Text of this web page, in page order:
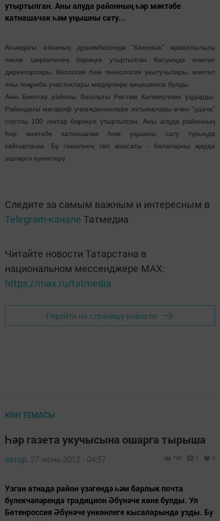
утыртылган. Аны алуда районның һәр мәктәбе
катнашачак һәм уңышны сату...
Агымдагы атнаның дүшәмбесендә "Каенлык" җаваплылыгы
чикле ширкәтенең бәрәңге утыртылган басуында мәктәп
директорлары, биология һәм технология укытучылары, мәктәп
яны тәҗрибә участоклары мөдирләре киңәшмәсе булды.
Аны Биектау районы башлыгы Рөстәм Кәлимуллин уздырды.
Райондагы мәгариф учреждениеләре ихтыяҗлары өчен "удача"
сортлы 100 гектар бәрәңге утыртылган. Аны алуда районның
һәр мәктәбе катнашачак һәм уңышны сату турында
кайгыртачак. Бу гамәлнең төп максаты - балаларны җирдә
эшләргә күнектерү.
Следите за самым важным и интересным в
Telegram-канале Татмедиа
Читайте новости Татарстана в
национальном мессенджере MАХ:
https://max.ru/tatmedia
Перейти на страницу новости
КӨН ТЕМАСЫ
Һәр газета укучысына ошарга тырыша
автор, 27 июнь 2012 - 04:57 795 0 0
Узган атнада район үзәгендә һәм барлык почта
бүлекчәләрендә традицион Әбүнәче көне булды. Ул
Бөтенроссия Әбүнәче ункөнлеге кысаларында узды. Бу